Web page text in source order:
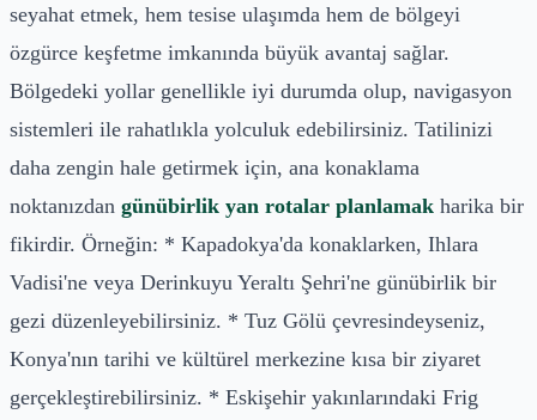
seyahat etmek, hem tesise ulaşımda hem de bölgeyi
özgürce keşfetme imkanında büyük avantaj sağlar.
Bölgedeki yollar genellikle iyi durumda olup, navigasyon
sistemleri ile rahatlıkla yolculuk edebilirsiniz. Tatilinizi
daha zengin hale getirmek için, ana konaklama
noktanızdan günübirlik yan rotalar planlamak harika bir
fikirdir. Örneğin: * Kapadokya'da konaklarken, Ihlara
Vadisi'ne veya Derinkuyu Yeraltı Şehri'ne günübirlik bir
gezi düzenleyebilirsiniz. * Tuz Gölü çevresindeyseniz,
Konya'nın tarihi ve kültürel merkezine kısa bir ziyaret
gerçekleştirebilirsiniz. * Eskişehir yakınlarındaki Frig